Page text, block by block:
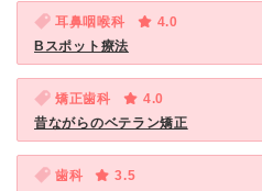
耳鼻咽喉科
4.0
Bスポット療法
矯正歯科
4.0
昔ながらのベテラン矯正
歯科
3.5